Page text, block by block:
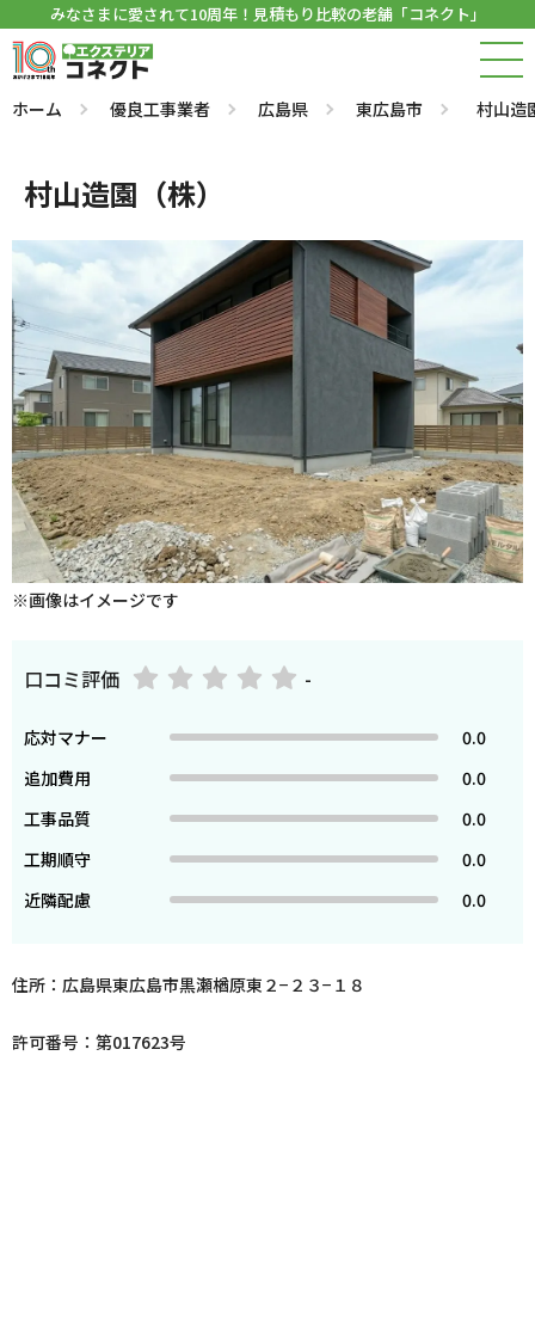
みなさまに愛されて10周年！見積もり比較の老舗「コネクト」
ホーム 優良工事業者 広島県 東広島市 村山造
村山造園（株）
※画像はイメージです
口コミ評価 -
応対マナー
0.0
追加費用
0.0
工事品質
0.0
工期順守
0.0
近隣配慮
0.0
住所：広島県東広島市黒瀬楢原東２−２３−１８
許可番号：第017623号